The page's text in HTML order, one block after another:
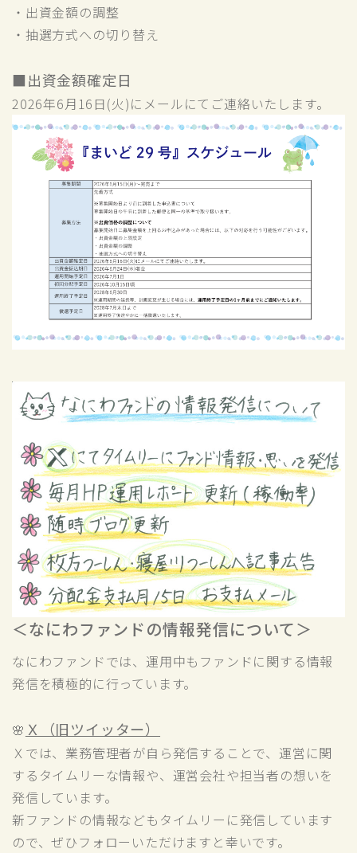
・出資金額の調整
・抽選方式への切り替え
■出資金額確定日
2026年6月16日(火)にメールにてご連絡いたします。
＜なにわファンドの情報発信について＞
なにわファンドでは、運用中もファンドに関する情報
発信を積極的に行っています。
🌸 Ｘ（旧ツイッター）
Ｘ では、業務管理者が自ら発信することで、運営に関
するタイムリーな情報や、運営会社や担当者の想いを
発信しています。
新ファンドの情報などもタイムリーに発信しています
ので、ぜひフォローいただけますと幸いです。